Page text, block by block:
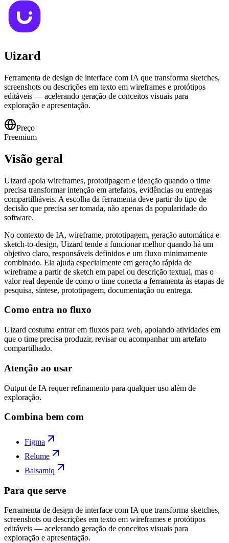
Uizard
Ferramenta de design de interface com IA que transforma sketches,
screenshots ou descrições em texto em wireframes e protótipos
editáveis — acelerando geração de conceitos visuais para
exploração e apresentação.
Preço
Freemium
Visão geral
Uizard apoia wireframes, prototipagem e ideação quando o time
precisa transformar intenção em artefatos, evidências ou entregas
compartilháveis. A escolha da ferramenta deve partir do tipo de
decisão que precisa ser tomada, não apenas da popularidade do
software.
No contexto de IA, wireframe, prototipagem, geração automática e
sketch-to-design, Uizard tende a funcionar melhor quando há um
objetivo claro, responsáveis definidos e um fluxo minimamente
combinado. Ela ajuda especialmente em geração rápida de
wireframe a partir de sketch em papel ou descrição textual, mas o
valor real depende de como o time conecta a ferramenta às etapas de
pesquisa, síntese, prototipagem, documentação ou entrega.
Como entra no fluxo
Uizard costuma entrar em fluxos para web, apoiando atividades em
que o time precisa produzir, revisar ou acompanhar um artefato
compartilhado.
Atenção ao usar
Output de IA requer refinamento para qualquer uso além de
exploração.
Combina bem com
Figma
Relume
Balsamiq
Para que serve
Ferramenta de design de interface com IA que transforma sketches,
screenshots ou descrições em texto em wireframes e protótipos
editáveis — acelerando geração de conceitos visuais para
exploração e apresentação.